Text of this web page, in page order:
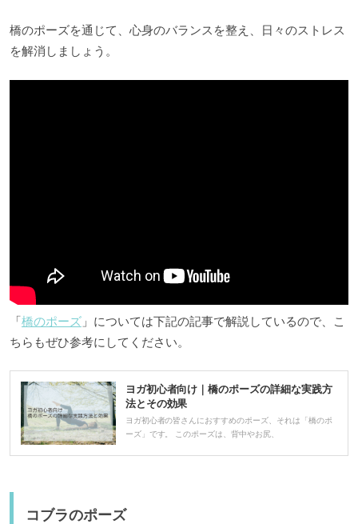
橋のポーズを通じて、心身のバランスを整え、日々のストレス
を解消しましょう。
「橋のポーズ」については下記の記事で解説しているので、こ
ちらもぜひ参考にしてください。
ヨガ初心者向け｜橋のポーズの詳細な実践方
法とその効果
ヨガ初心者の皆さんにおすすめのポーズ、それは「橋のポ
ーズ」です。 このポーズは、背中やお尻、
コブラのポーズ